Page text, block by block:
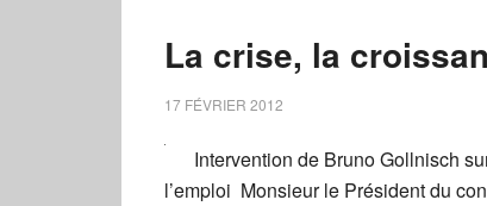
La crise, la
17 FÉVRIER 2012
Intervention de Bruno Gollnisch
l’emploi Monsieur le Président du